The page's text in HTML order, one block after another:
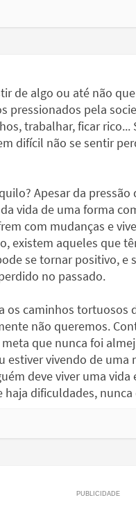
de algo ou até não
pressionados pela
trabalhar, ficar rico...
difícil não se sentir
Apesar da pressão
vida de uma forma
com mudanças e
existem aqueles que
se tornar positivo, e
no passado.
os caminhos tortuosos
não queremos.
que nunca foi
vivendo de uma
deve viver uma
dificuldades, nunca